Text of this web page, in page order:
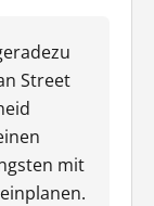
Street
mit